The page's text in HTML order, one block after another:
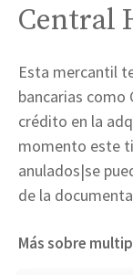
Central
Esta mercantil
bancarias como
crédito en la
momento este
anulados|se
de la
Más sobre